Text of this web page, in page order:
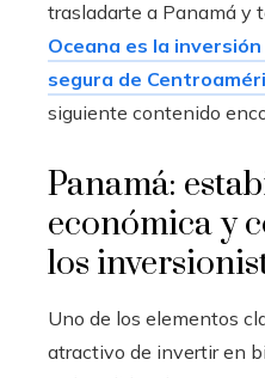
trasladarte a Panamá y
Oceana es la
segura de
siguiente contenido
Panamá:
económica y
los
Uno de los elementos
atractivo de invertir en